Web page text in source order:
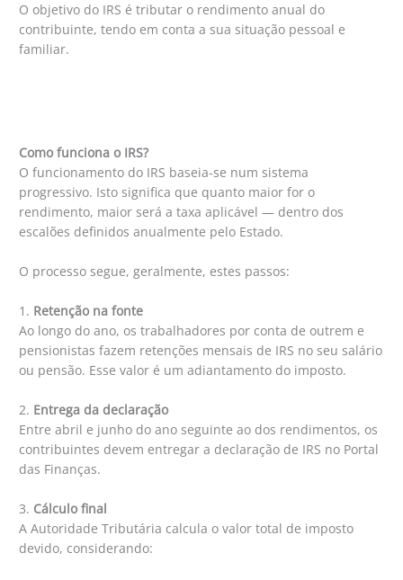
O objetivo do IRS é tributar o rendimento anual do
contribuinte, tendo em conta a sua situação pessoal e
familiar.
Como funciona o IRS?
O funcionamento do IRS baseia-se num sistema
progressivo. Isto significa que quanto maior for o
rendimento, maior será a taxa aplicável — dentro dos
escalões definidos anualmente pelo Estado.
O processo segue, geralmente, estes passos:
1. Retenção na fonte
Ao longo do ano, os trabalhadores por conta de outrem e
pensionistas fazem retenções mensais de IRS no seu salário
ou pensão. Esse valor é um adiantamento do imposto.
2. Entrega da declaração
Entre abril e junho do ano seguinte ao dos rendimentos, os
contribuintes devem entregar a declaração de IRS no Portal
das Finanças.
3. Cálculo final
A Autoridade Tributária calcula o valor total de imposto
devido, considerando: